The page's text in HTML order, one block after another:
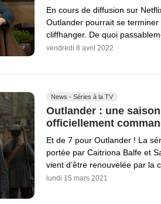
En cours de diffusion sur
Outlander pourrait se
cliffhanger. De quoi
vendredi 8 avril 2022
News - Séries à la TV
Outlander : une
officiellement
Et de 7 pour Outlander ! La
portée par Caitriona Balfe et
vient d’être renouvelée par la
lundi 15 mars 2021